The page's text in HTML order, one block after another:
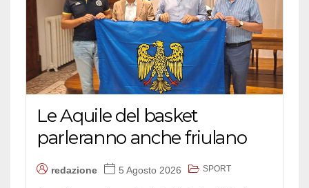
Le Aquile del basket
parleranno anche friulano
redazione 5 Agosto 2026 SPORT